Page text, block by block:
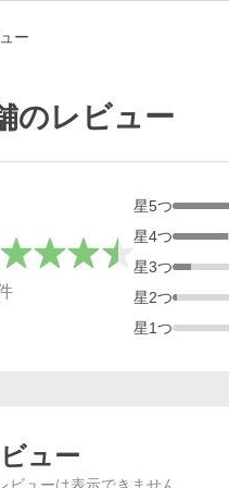
ー
のレビュー
星5つ
星4つ
星3つ
星2つ
星1つ
ュー